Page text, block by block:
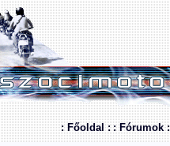
: Főoldal : : Fórumok :